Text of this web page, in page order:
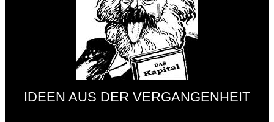
IDEEN AUS DER VERGANGENHEIT